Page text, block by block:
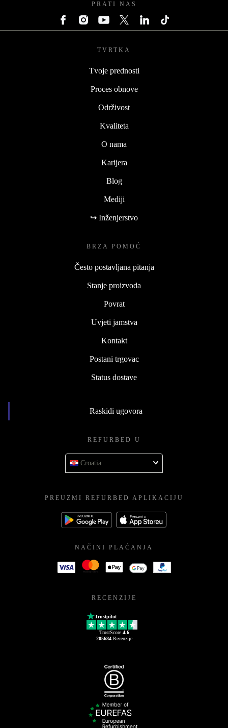
PRATI NAS
TVRTKA
Tvoje prednosti
Proces obnove
Održivost
Kvaliteta
O nama
Karijera
Blog
Mediji
↪ Inženjerstvo
BRZA POMOĆ
Često postavljana pitanja
Stanje proizvoda
Povrat
Uvjeti jamstva
Kontakt
Postani trgovac
Status dostave
Raskidi ugovora
REFURBED U
Croatia
PREUZMI REFURBED APLIKACIJU
NAČINI PLAĆANJA
RECENZIJE
Trustpilot
TrustScore 4.6
205684Recenzije